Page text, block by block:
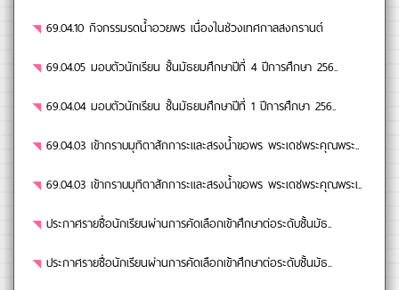
69.04.10 กิจกรรมรดน้ำอวยพร เนื่องในช่วงเทศกาลสงกรานต์
69.04.05 มอบตัวนักเรียน ชั้นมัธยมศึกษาปีที่ 4 ปีการศึกษา 256..
69.04.04 มอบตัวนักเรียน ชั้นมัธยมศึกษาปีที่ 1 ปีการศึกษา 256..
69.04.03 เข้ากราบมุทิตาสักการะและสรงน้ำขอพร พระเดชพระคุณพระ..
69.04.03 เข้ากราบมุทิตาสักการะและสรงน้ำขอพร พระเดชพระคุณพระเ..
ประกาศรายชื่อนักเรียนผ่านการคัดเลือกเข้าศึกษาต่อระดับชั้นมัธ..
ประกาศรายชื่อนักเรียนผ่านการคัดเลือกเข้าศึกษาต่อระดับชั้นมัธ..